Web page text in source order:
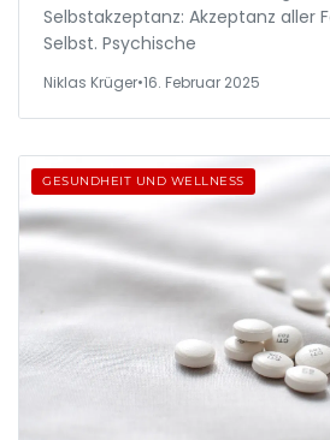
Selbstakzeptanz: Akzeptanz aller
Selbst. Psychische
Niklas Krüger•16. Februar 2025
GESUNDHEIT UND WELLNESS